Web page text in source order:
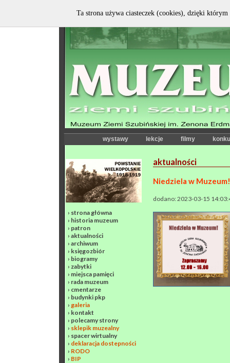
wystawy lekcje filmy
› strona główna
› historia muzeum
› patron
› aktualności
› archiwum
› księgozbiór
› biogramy
› zabytki
› miejsca pamięci
› rada muzeum
› cmentarze
› budynki pkp
› galeria
› kontakt
› polecamy strony
› sklepik muzealny
› spacer wirtualny
› deklaracja dostepności
› RODO
› BIP
aktualności
Niedziela w Muzeum!
dodano: 2023-03-15
Ta strona używa ciasteczek (cookies), dzięki